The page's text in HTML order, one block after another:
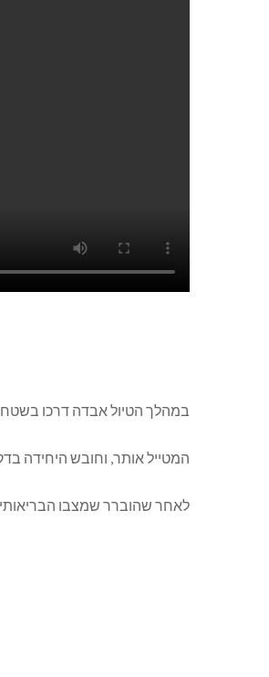
במהלך הטיול אבדה דרכו בשטח
המטייל אותר, וחובש היחידה
לאחר שהוברר שמצבו הבריאותי